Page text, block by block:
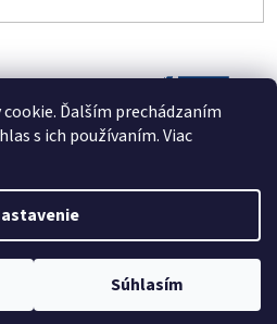
Ďalším prechádzaním
s ich používaním. Viac
Súhlasím
Vytvoril Shoptet
. Všetky práva vyhradené.